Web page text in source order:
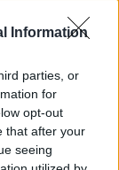
Information
parties, or
for
opt-out
that after your
seeing
jog ir
protu
labiau
prieš